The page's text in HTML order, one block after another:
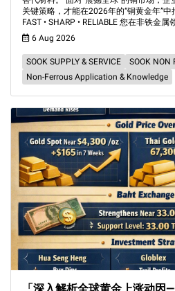
关键策略，才能在2026年的“铜黄金年”中
FAST • SHARP • RELIABLE 您在非铁金
6 Aug 2026
SOOK SUPPLY & SERVICE
SOOK NON
Non-Ferrous Application & Knowledge